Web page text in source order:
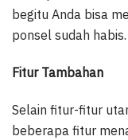
begitu Anda bisa
ponsel sudah habis.
Fitur Tambahan
Selain fitur-fitur
beberapa fitur